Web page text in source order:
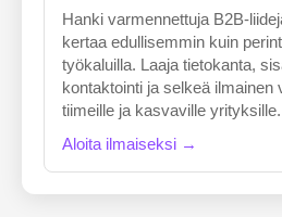
Hanki varmennettuja B2B-
kertaa edullisemmin kuin
työkaluilla. Laaja tietokanta,
kontaktointi ja selkeä ilmainen
tiimeille ja kasvaville yrityksille.
Aloita ilmaiseksi →